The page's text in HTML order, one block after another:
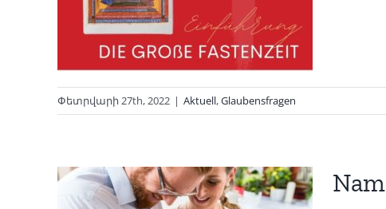
Փետրվարի 27th, 2022 | Aktuell,Glaubensfragen